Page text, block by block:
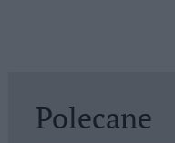
Polecane